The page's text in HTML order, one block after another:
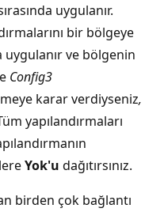
uygulanır.
bir bölgeye
uygulanır ve bölgenin
Config3
karar verdiyseniz,
yapılandırmaları
Yok'u dağıtırsınız.
birden çok bağlantı